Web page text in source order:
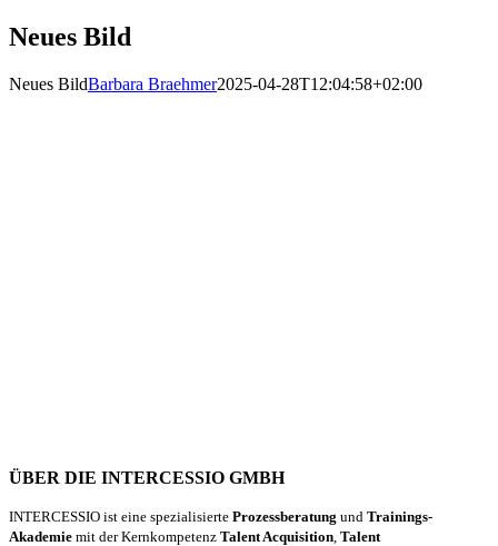
Neues Bild
Neues BildBarbara Braehmer2025-04-28T12:04:58+02:00
ÜBER DIE INTERCESSIO GMBH
INTERCESSIO ist eine spezialisierte Prozessberatung und Trainings-
Akademie mit der Kernkompetenz Talent Acquisition Talent